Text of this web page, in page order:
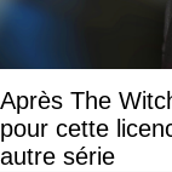
Après The
pour cette
autre série